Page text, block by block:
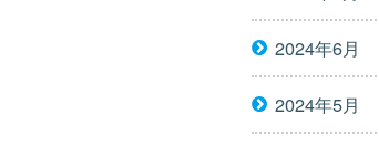
2024年6月
2024年5月